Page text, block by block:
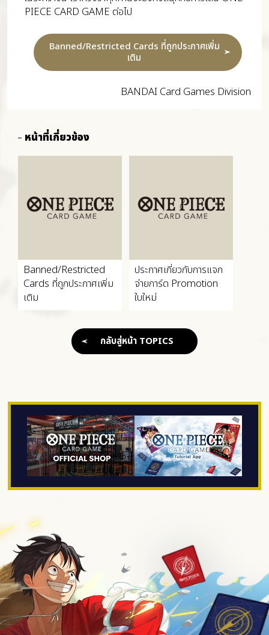
PIECE CARD GAME ต่อไป
Banned/Restricted Cards ที่ถูกประกาศเพิ่ม
เติม
BANDAI Card Games Division
หน้าที่เกี่ยวข้อง
Banned/Restricted
Cards ที่ถูกประกาศเพิ่ม
เติม
ประกาศเกี่ยวกับการแจก
จ่ายการ์ด Promotion
ใบใหม่
กลับสู่หน้า TOPICS